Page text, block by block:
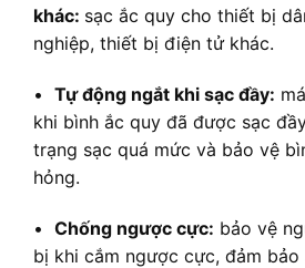
khác: sạc ắc quy cho thiết bị
nghiệp, thiết bị điện tử khác.
• Tự động ngắt khi sạc đầy:
khi bình ắc quy đã được sạc
trạng sạc quá mức và bảo vệ
hỏng.
• Chống ngược cực: bảo vệ
bị khi cắm ngược cực, đảm